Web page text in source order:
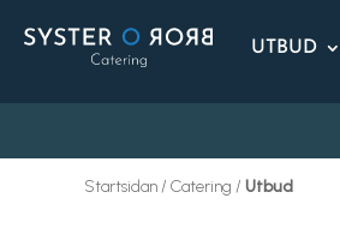
UTBUD
Startsidan / Catering / Utbud